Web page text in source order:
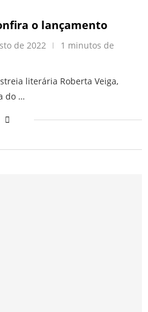
o lançamento
de 2022
1 minutos de
literária Roberta Veiga,
do …